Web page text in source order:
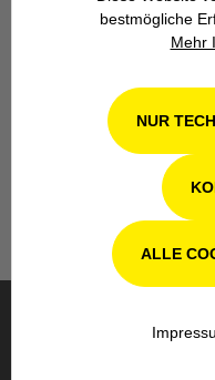
Werkstatt
Unsere
und
Köln steht
Rat
BESTELLUNG &
bestmögliche
Mehr
NUR
ALLE